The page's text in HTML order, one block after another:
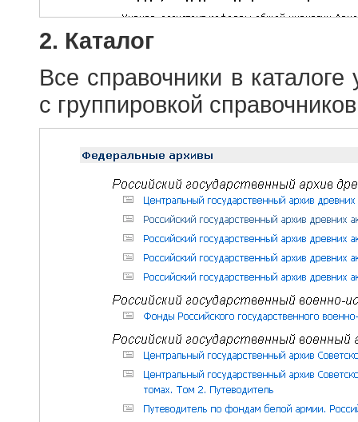
2. Каталог
Все справочники в
с группировкой